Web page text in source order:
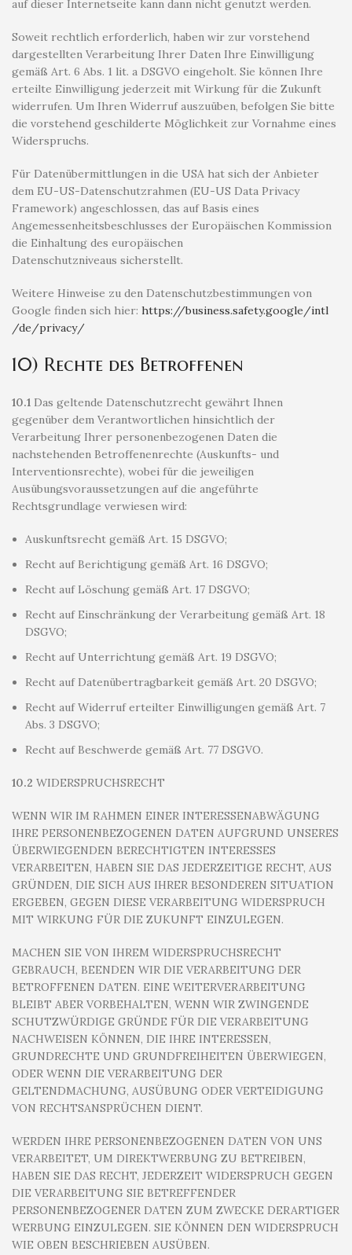
auf dieser Internetseite kann dann nicht genutzt werden.
Soweit rechtlich erforderlich, haben wir zur vorstehend
dargestellten Verarbeitung Ihrer Daten Ihre Einwilligung
gemäß Art. 6 Abs. 1 lit. a DSGVO eingeholt. Sie können Ihre
erteilte Einwilligung jederzeit mit Wirkung für die Zukunft
widerrufen. Um Ihren Widerruf auszuüben, befolgen Sie bitte
die vorstehend geschilderte Möglichkeit zur Vornahme eines
Widerspruchs.
Für Datenübermittlungen in die USA hat sich der Anbieter
dem EU-US-Datenschutzrahmen (EU-US Data Privacy
Framework) angeschlossen, das auf Basis eines
Angemessenheitsbeschlusses der Europäischen Kommission
die Einhaltung des europäischen
Datenschutzniveaus sicherstellt.
Weitere Hinweise zu den Datenschutzbestimmungen von
Google finden sich hier: https://business.safety.google/intl
/de/privacy/
10) Rechte des Betroffenen
10.1 Das geltende Datenschutzrecht gewährt Ihnen
gegenüber dem Verantwortlichen hinsichtlich der
Verarbeitung Ihrer personenbezogenen Daten die
nachstehenden Betroffenenrechte (Auskunfts- und
Interventionsrechte), wobei für die jeweiligen
Ausübungsvoraussetzungen auf die angeführte
Rechtsgrundlage verwiesen wird:
Auskunftsrecht gemäß Art. 15 DSGVO;
Recht auf Berichtigung gemäß Art. 16 DSGVO;
Recht auf Löschung gemäß Art. 17 DSGVO;
Recht auf Einschränkung der Verarbeitung gemäß Art. 18
DSGVO;
Recht auf Unterrichtung gemäß Art. 19 DSGVO;
Recht auf Datenübertragbarkeit gemäß Art. 20 DSGVO;
Recht auf Widerruf erteilter Einwilligungen gemäß Art. 7
Abs. 3 DSGVO;
Recht auf Beschwerde gemäß Art. 77 DSGVO.
10.2 WIDERSPRUCHSRECHT
WENN WIR IM RAHMEN EINER INTERESSENABWÄGUNG
IHRE PERSONENBEZOGENEN DATEN AUFGRUND UNSERES
ÜBERWIEGENDEN BERECHTIGTEN INTERESSES
VERARBEITEN, HABEN SIE DAS JEDERZEITIGE RECHT, AUS
GRÜNDEN, DIE SICH AUS IHRER BESONDEREN SITUATION
ERGEBEN, GEGEN DIESE VERARBEITUNG WIDERSPRUCH
MIT WIRKUNG FÜR DIE ZUKUNFT EINZULEGEN.
MACHEN SIE VON IHREM WIDERSPRUCHSRECHT
GEBRAUCH, BEENDEN WIR DIE VERARBEITUNG DER
BETROFFENEN DATEN. EINE WEITERVERARBEITUNG
BLEIBT ABER VORBEHALTEN, WENN WIR ZWINGENDE
SCHUTZWÜRDIGE GRÜNDE FÜR DIE VERARBEITUNG
NACHWEISEN KÖNNEN, DIE IHRE INTERESSEN,
GRUNDRECHTE UND GRUNDFREIHEITEN ÜBERWIEGEN,
ODER WENN DIE VERARBEITUNG DER
GELTENDMACHUNG, AUSÜBUNG ODER VERTEIDIGUNG
VON RECHTSANSPRÜCHEN DIENT.
WERDEN IHRE PERSONENBEZOGENEN DATEN VON UNS
VERARBEITET, UM DIREKTWERBUNG ZU BETREIBEN,
HABEN SIE DAS RECHT, JEDERZEIT WIDERSPRUCH GEGEN
DIE VERARBEITUNG SIE BETREFFENDER
PERSONENBEZOGENER DATEN ZUM ZWECKE DERARTIGER
WERBUNG EINZULEGEN. SIE KÖNNEN DEN WIDERSPRUCH
WIE OBEN BESCHRIEBEN AUSÜBEN.